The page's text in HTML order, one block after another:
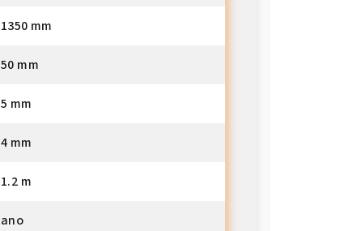
1350 mm
50 mm
5 mm
4 mm
1.2 m
ano